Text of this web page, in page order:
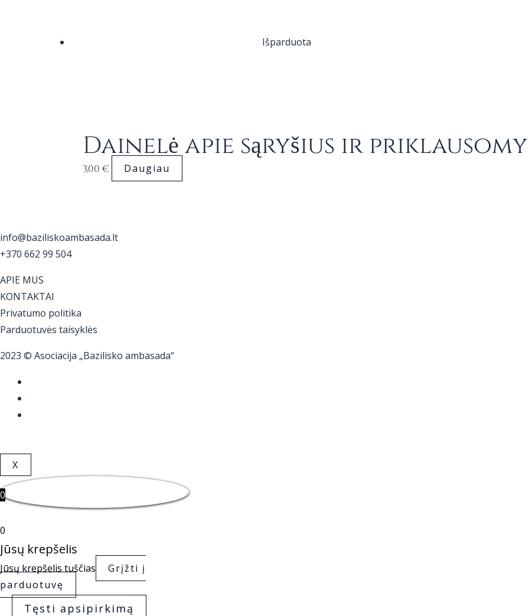
Išparduota
Dainelė apie sąryšius ir
3,00 € Daugiau
info@baziliskoambasada.lt
+370 662 99 504
APIE MUS
KONTAKTAI
Privatumo politika
Parduotuvės taisyklės
2023 © Asociacija „Bazilisko ambasada“
X
0
0
Jūsų krepšelis
Jūsų krepšelis tuščias
Grįžti į
parduotuvę
Tęsti apsipirkimą